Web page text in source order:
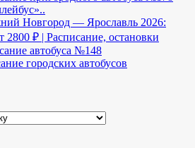
Новгород — Ярославль 2026:
₽ | Расписание, остановки
автобуса №148
городских автобусов